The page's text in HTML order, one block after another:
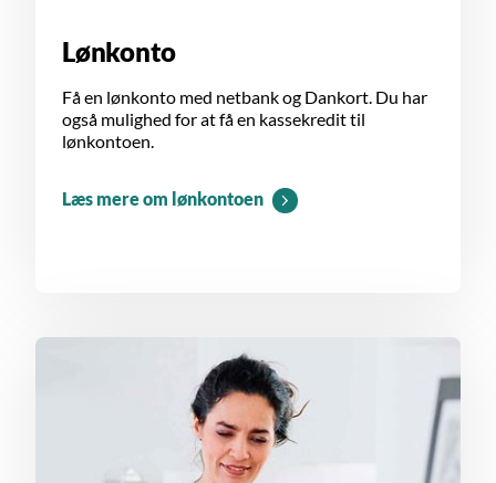
Lønkonto
Få en lønkonto med netbank og Dankort. Du har
også mulighed for at få en kassekredit til
lønkontoen.
Læs mere om lønkontoen